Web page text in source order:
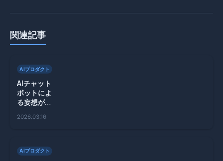
関連記事
AIプロダクト
AIチャット
ボットによ
る妄想が引
険性、その
2026.03.16
AIプロダクト